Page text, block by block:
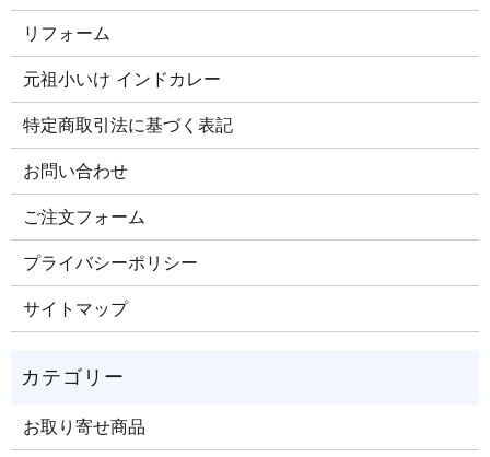
リフォーム
元祖小いけ インドカレー
特定商取引法に基づく表記
お問い合わせ
ご注文​フォーム
プライバシーポリシー
サイトマップ
お取り寄せ商品